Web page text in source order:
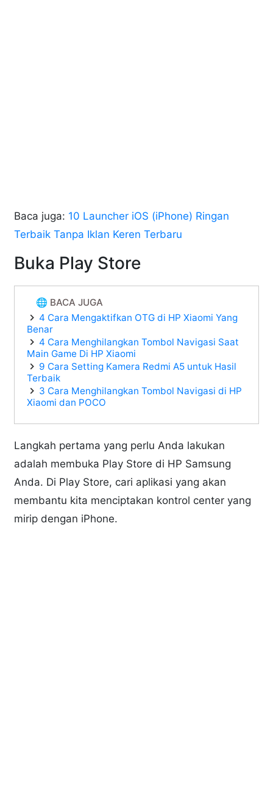
Baca juga: 10 Launcher iOS (iPhone) Ringan
Terbaik Tanpa Iklan Keren Terbaru
Buka Play Store
🌐 BACA JUGA
4 Cara Mengaktifkan OTG di HP Xiaomi Yang
Benar
4 Cara Menghilangkan Tombol Navigasi Saat
Main Game Di HP Xiaomi
9 Cara Setting Kamera Redmi A5 untuk Hasil
Terbaik
3 Cara Menghilangkan Tombol Navigasi di HP
Xiaomi dan POCO
Langkah pertama yang perlu Anda lakukan
adalah membuka Play Store di HP Samsung
Anda. Di Play Store, cari aplikasi yang akan
membantu kita menciptakan kontrol center yang
mirip dengan iPhone.